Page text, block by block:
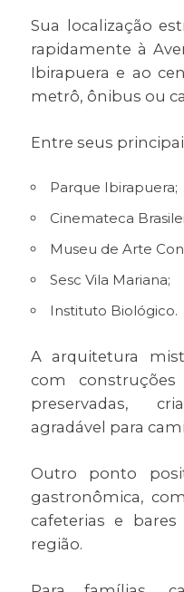
Sua localização
rapidamente à
Ibirapuera e ao
metrô, ônibus ou
Entre seus
Parque Ibirapuera;
Cinemateca
Museu de Arte
Sesc Vila Mariana;
Instituto Biológico.
A arquitetura
com
preservadas,
agradável para
Outro ponto
gastronômica,
cafeterias e
região.